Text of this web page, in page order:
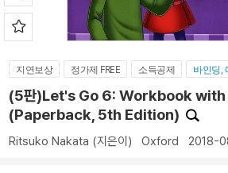
지연보상 정가제 FREE 소득공제 바인딩,
(5판)Let's Go 6: Workbook
(Paperback, 5th Edition)
Ritsuko Nakata (지은이) Oxford 2018-